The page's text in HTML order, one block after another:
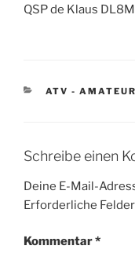
QSP de Klaus
KATEGORIEN
ATV -
Schreibe einen
Deine E-Mail-
Erforderliche
Kommentar*